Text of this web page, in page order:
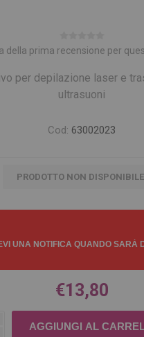
della prima recensione per
per depilazione laser e
ultrasuoni
Cod: 63002023
PRODOTTO NON
€13,80